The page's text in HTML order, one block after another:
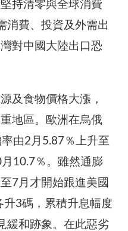
持清零與全球消費
消費、投資及外需出
對中國大陸出口恐
及食物價格大漲，
地區。歐洲在烏俄
由2月5.87％上升至
10.7％。雖然通膨
7月才開始跟進美國
3碼，累積升息幅度
緩和跡象。在此惡劣